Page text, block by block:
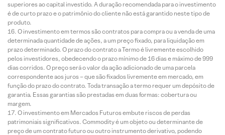
superiores ao capital investido. A duração recomendada para o investimento
é de curto prazo e o patrimônio do cliente não está garantido neste tipo de
produto.
O investimento em termos são contratos para compra ou a venda de uma
determinada quantidade de ações, a um preço fixado, para liquidação em
prazo determinado. O prazo do contrato a Termo é livremente escolhido
pelos investidores, obedecendo o prazo mínimo de 16 dias e máximo de 999
dias corridos. O preço será o valor da ação adicionado de uma parcela
correspondente aos juros – que são fixados livremente em mercado, em
função do prazo do contrato. Toda transação a termo requer um depósito de
garantia. Essas garantias são prestadas em duas formas: cobertura ou
margem.
O investimento em Mercados Futuros embute riscos de perdas
patrimoniais significativos. Commodity é um objeto ou determinante de
preço de um contrato futuro ou outro instrumento derivativo, podendo